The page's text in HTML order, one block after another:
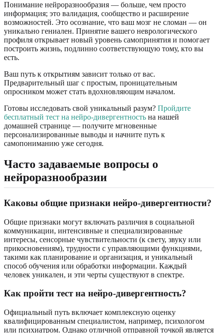
Понимание нейроразнообразия — больше, чем просто
информация; это валидация, сообщество и расширение
возможностей. Это осознание, что ваш мозг не сломан — он
уникально гениален. Принятие вашего неврологического
профиля открывает новый уровень самопринятия и помогает
построить жизнь, подлинно соответствующую тому, кто вы
есть.
Ваш путь к открытиям зависит только от вас.
Предварительный шаг с простым, проницательным
опросником может стать вдохновляющим началом.
Готовы исследовать свой уникальный разум? Пройдите
бесплатный тест на нейро-дивергентность на нашей
домашней странице — получите мгновенные
персонализированные выводы и начните путь к
самопониманию уже сегодня.
Часто задаваемые вопросы о
нейроразнообразии
Каковы общие признаки нейро-дивергентности?
Общие признаки могут включать различия в социальной
коммуникации, интенсивные и специализированные
интересы, сенсорные чувствительности (к свету, звуку или
прикосновениям), трудности с управляющими функциями,
такими как планирование и организация, и уникальный
способ обучения или обработки информации. Каждый
человек уникален, и эти черты существуют в спектре.
Как пройти тест на нейро-дивергентность?
Официальный путь включает комплексную оценку
квалифицированным специалистом, например, психологом
или психиатром. Однако отличной отправной точкой является